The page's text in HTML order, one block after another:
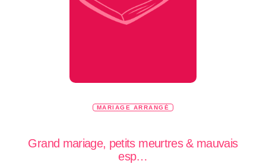
MARIAGE ARRANGÉ
Grand mariage, petits meurtres & mauvais
esp…